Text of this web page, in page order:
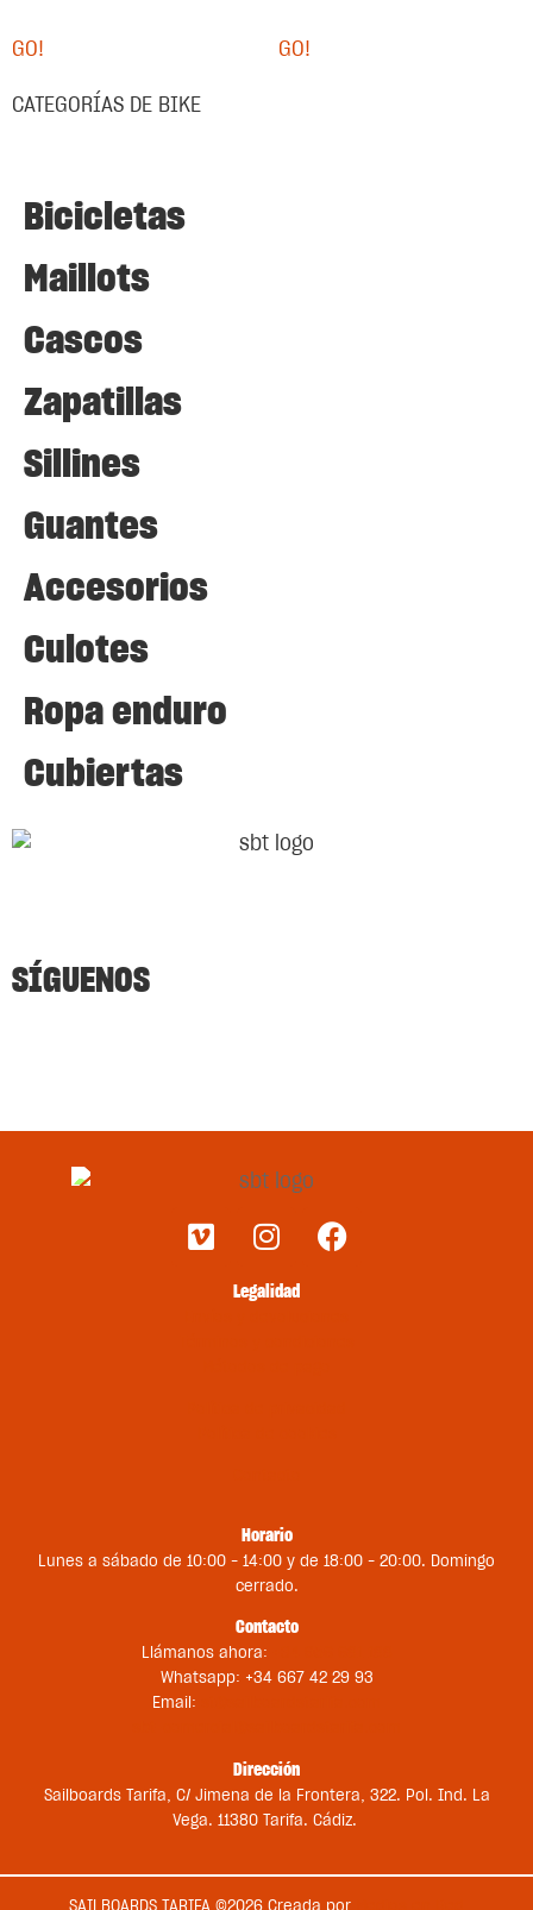
GO! GO!
CATEGORÍAS DE BIKE
Bicicletas
Maillots
Cascos
Zapatillas
Sillines
Guantes
Accesorios
Culotes
Ropa enduro
Cubiertas
SÍGUENOS
Legalidad
Horario
Lunes a sábado de 10:00 – 14:00 y de 18:00 – 20:00. Domingo
cerrado.
Contacto
Llámanos ahora:
Whatsapp: +34 667 42 29 93
Email:
Dirección
Sailboards Tarifa, C/ Jimena de la Frontera, 322. Pol. Ind. La
Vega. 11380 Tarifa. Cádiz.
SAILBOARDS TARIFA ©2026 Creada por